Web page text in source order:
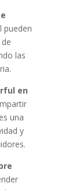
pueden
las
en
una
y